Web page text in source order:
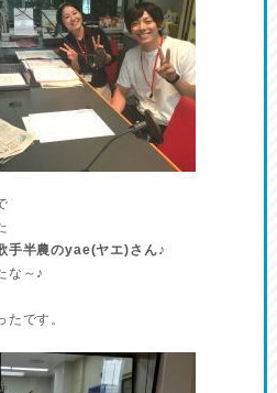
手半農のyae(ヤエ)さん♪
な～♪
です。